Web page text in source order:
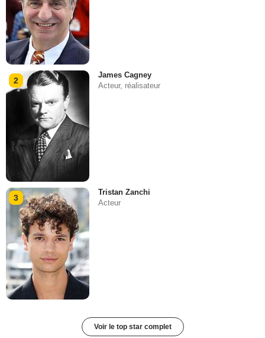
2
James Cagney
Acteur, réalisateur
3
Tristan Zanchi
Acteur
Voir le top star complet